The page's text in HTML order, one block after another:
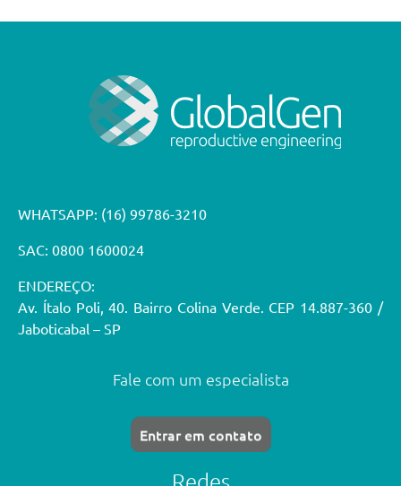
WHATSAPP: (16) 99786-3210
SAC: 0800 1600024
ENDEREÇO:
Av. Ítalo Poli, 40. Bairro Colina Verde. CEP 14.887-360 /
Jaboticabal – SP
Fale com um especialista
Entrar em contato
Redes